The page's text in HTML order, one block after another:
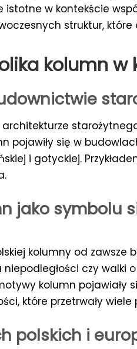
w kontekście
struktur,
kolumn w
pojawiły się w
i gotyckiej.
jako symbolu
kolumny od zawsze
niepodległości czy
kolumn
które przetrwały wiele
polskich i